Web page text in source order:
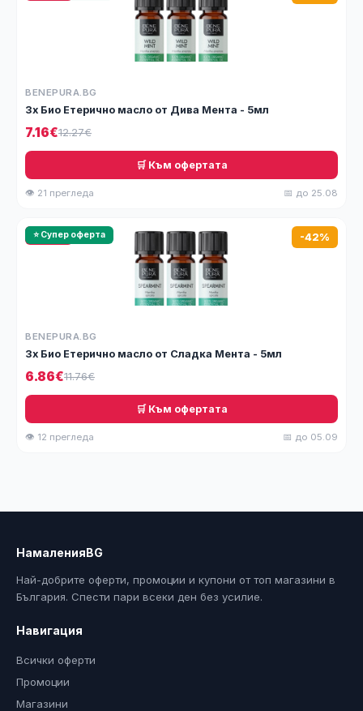
BENEPURA.BG
3x Био Етерично масло от Дива Мента - 5мл
7.16€12.27€
🛒 Към офертата
👁 21 прегледа 📅 до 25.08
🔥 HOT
⭐ Супер оферта -42%
BENEPURA.BG
3x Био Етерично масло от Сладка Мента - 5мл
6.86€11.76€
🛒 Към офертата
👁 12 прегледа 📅 до 05.09
НамаленияBG
Най-добрите оферти, промоции и купони от топ магазини в
България. Спести пари всеки ден без усилие.
Навигация
Всички оферти
Промоции
Магазини